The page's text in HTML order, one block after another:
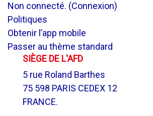
Non connecté. (Connexion)
Politiques
Obtenir l’app mobile
Passer au thème standard
SIÈGE DE L'AFD
5 rue Roland Barthes
75 598 PARIS CEDEX 12
FRANCE.